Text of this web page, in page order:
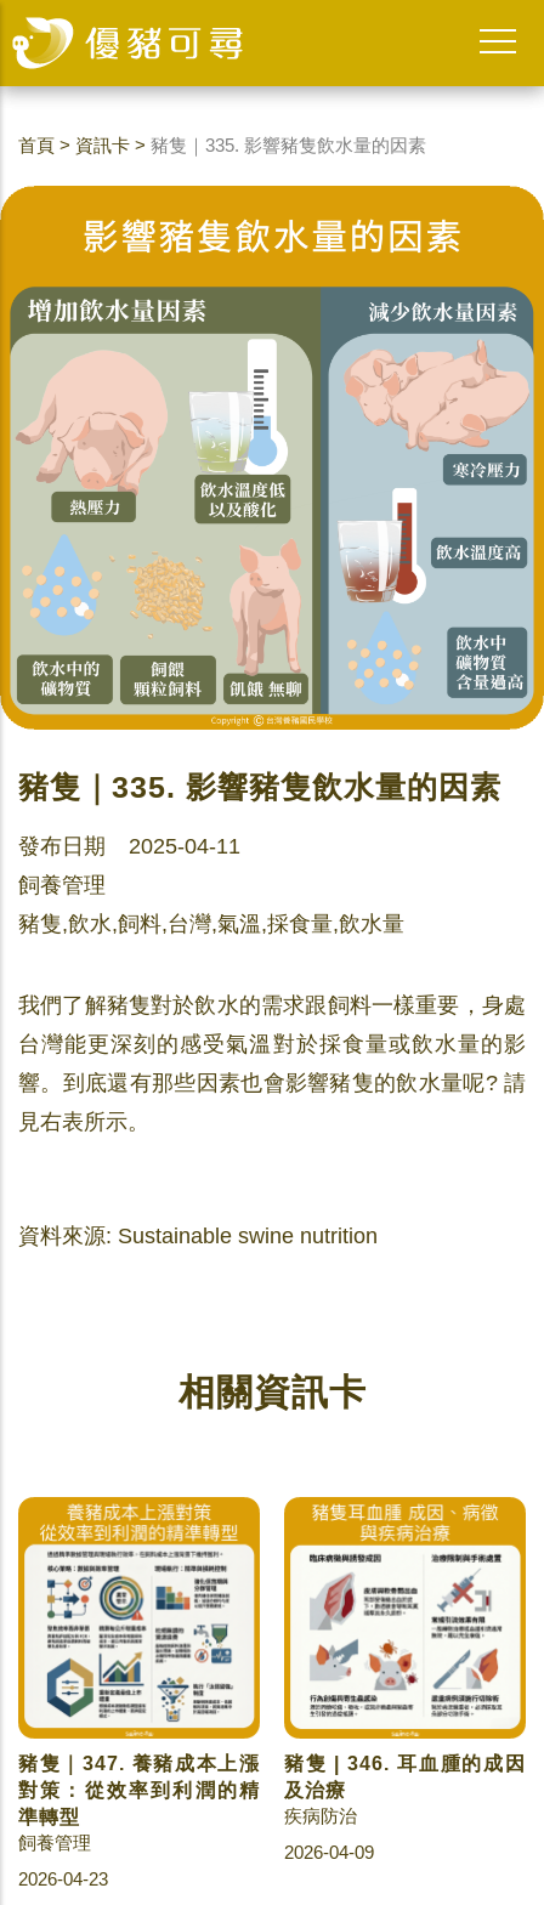
首頁 > 資訊卡 > 豬隻｜335. 影響豬隻飲水量的因素
豬隻｜335. 影響豬隻飲水量的因素
發布日期 2025-04-11
飼養管理
豬隻,飲水,飼料,台灣,氣溫,採食量,飲水量
我們了解豬隻對於飲水的需求跟飼料一樣重要，身處
台灣能更深刻的感受氣溫對於採食量或飲水量的影
響。 到底還有那些因素也會影響豬隻的飲水量呢? 請
見右表所示。
資料來源: Sustainable swine nutrition
相關資訊卡
豬隻｜347. 養豬成本上漲
對策：從效率到利潤的精
準轉型
飼養管理
2026-04-23
豬隻 | 346. 耳血腫的成因
及治療
疾病防治
2026-04-09